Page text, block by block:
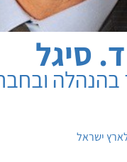
סיגל
בהנהלה
ישראל